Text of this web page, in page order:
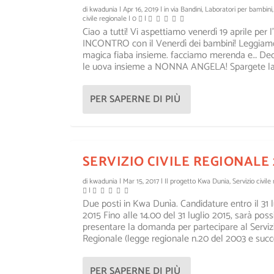
LA VENEZIA DI GHOLAM
Inserito dakwadunia|Nov 16, 2018|
KWA DUNÌA, LE CULTURE
Inserito dakwadunia|Nov 12, 2018|
di kwadunia | Apr 16, 2019| in via Bandini, Laboratori per bambini,
civile regionale| 0 |
Ciao a tutti! Vi aspettiamo venerdì 19 aprile per
INCONTRO con il Venerdì dei bambini!
magica fiaba insieme. facciamo merenda e…
le uova insieme a NONNA ANGELA! Spargete
PER SAPERNE DI PIÙ
SERVIZIO CIVILE REGIONALE
di kwadunia | Mar 15, 2017| Il progetto Kwa Dunia,Servizio
|
Due posti in Kwa Dunìa. Candidature entro il 31
2015 Fino alle 14.00 del 31 luglio 2015, sarà
presentare la domanda per partecipare al
Regionale (legge regionale n.20 del 2003 e